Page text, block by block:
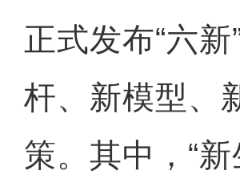
正式发布“六
杆、新模型、
策。其中，“